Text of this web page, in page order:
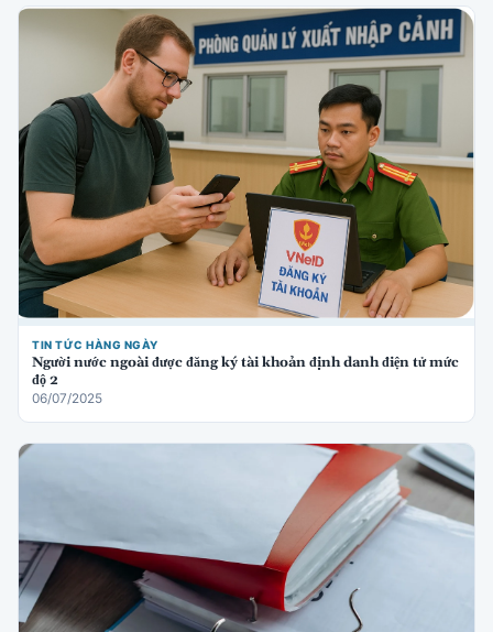
TIN TỨC HÀNG NGÀY
Người nước ngoài được đăng ký tài khoản định danh điện tử mức
độ 2
06/07/2025